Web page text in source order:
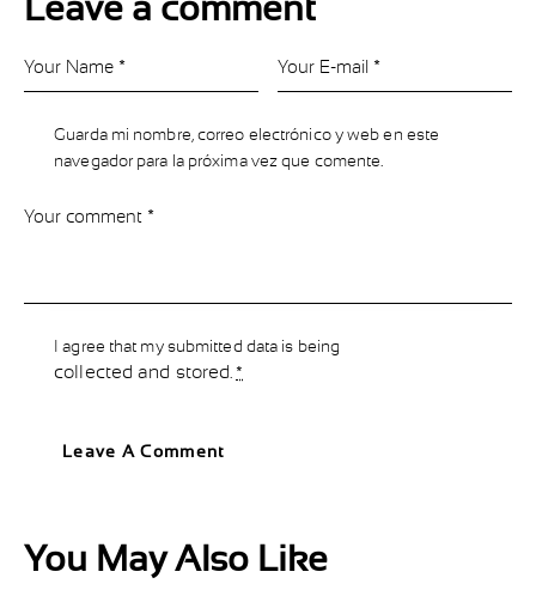
Leave a comment
Guarda mi nombre, correo electrónico y web en este
navegador para la próxima vez que comente.
I agree that my submitted data is being
collected and stored .*
You May Also Like